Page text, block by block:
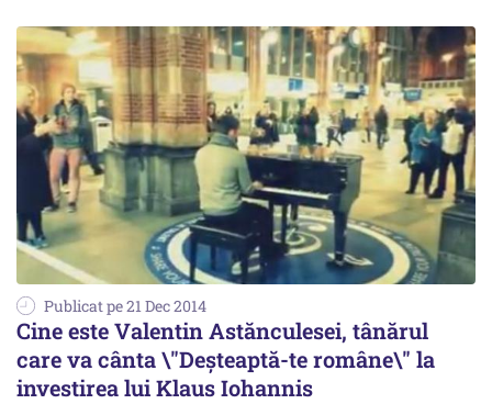
Publicat pe 21 Dec 2014
Cine este Valentin Astănculesei, tânărul
care va cânta \"Deșteaptă-te române\" la
investirea lui Klaus Iohannis